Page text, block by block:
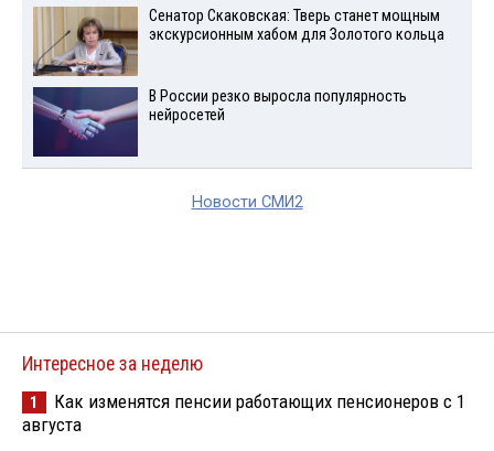
Сенатор Скаковская: Тверь станет мощным
экскурсионным хабом для Золотого кольца
В России резко выросла популярность
нейросетей
Новости СМИ2
Интересное за неделю
1
Как изменятся пенсии работающих пенсионеров с 1
августа